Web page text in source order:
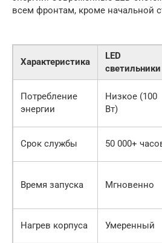
всем фронтам, кроме начальной
Характеристика
LED
светильники
Потребление
энергии
Низкое (100
Вт)
Срок службы 50 000+
Время запуска Мгновенно
Нагрев корпуса Умеренный